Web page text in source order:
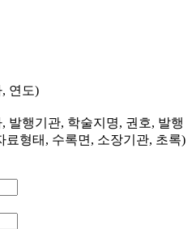
연도)
발행기관, 학술지명, 권호, 발행
료형태, 수록면, 소장기관, 초록)